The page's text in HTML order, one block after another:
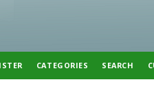
CATEGORIES SEARCH